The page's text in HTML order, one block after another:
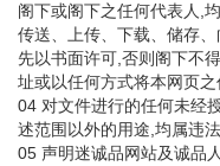
阁下或阁下之任何代表人,
传送、上传、下载、储存
先以书面许可,否则阁下不
址或以任何方式将本网页
04 对文件进行的任何未经
述范围以外的用途,均属违法
05 声明迷诚品网站及诚品